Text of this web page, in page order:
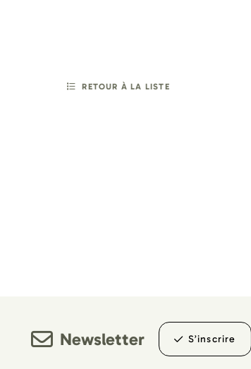
RETOUR À LA LISTE
Newsletter S’inscrire